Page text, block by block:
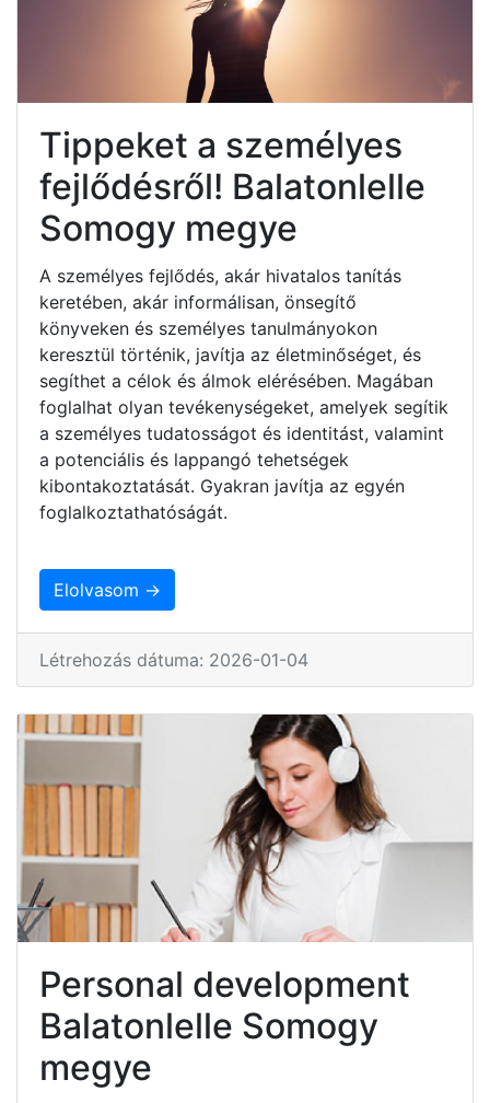
Tippeket a személyes
fejlődésről! Balatonlelle
Somogy megye
A személyes fejlődés, akár hivatalos tanítás
keretében, akár informálisan, önsegítő
könyveken és személyes tanulmányokon
keresztül történik, javítja az életminőséget, és
segíthet a célok és álmok elérésében. Magában
foglalhat olyan tevékenységeket, amelyek segítik
a személyes tudatosságot és identitást, valamint
a potenciális és lappangó tehetségek
kibontakoztatását. Gyakran javítja az egyén
foglalkoztathatóságát.
Elolvasom →
Létrehozás dátuma: 2026-01-04
Personal development
Balatonlelle Somogy
megye